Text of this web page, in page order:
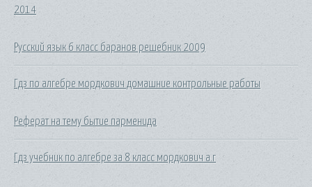
2014
Русский язык 6 класс баранов решебник 2009
Гдз по алгебре мордкович домашние контрольные работы
Реферат на тему бытие парменида
Гдз учебник по алгебре за 8 класс мордкович а.г